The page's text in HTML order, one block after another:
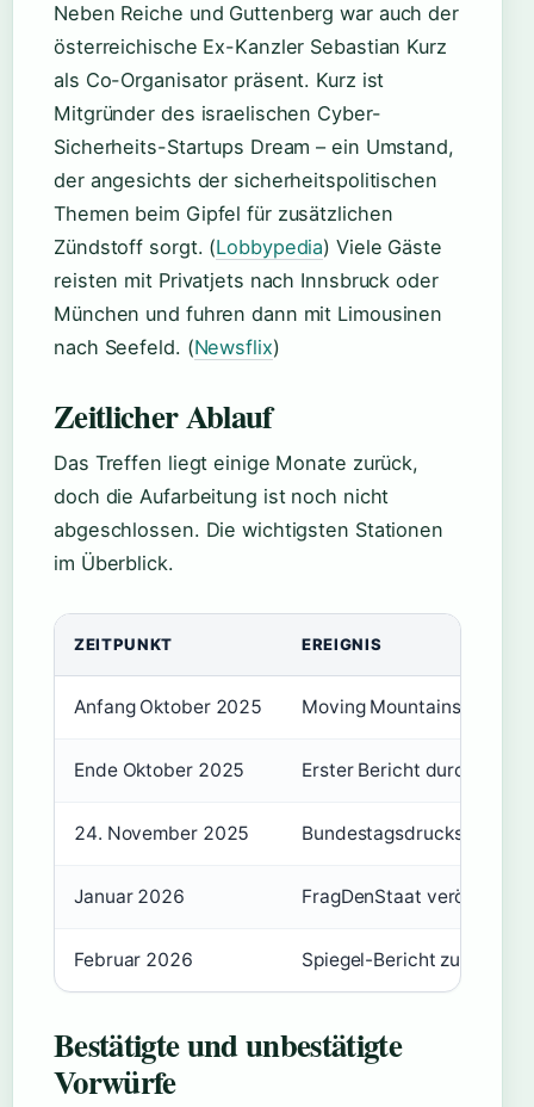
Neben Reiche und Guttenberg war auch der
österreichische Ex-Kanzler Sebastian Kurz
als Co-Organisator präsent. Kurz ist
Mitgründer des israelischen Cyber-
Sicherheits-Startups Dream – ein Umstand,
der angesichts der sicherheitspolitischen
Themen beim Gipfel für zusätzlichen
Zündstoff sorgt. (Lobbypedia) Viele Gäste
reisten mit Privatjets nach Innsbruck oder
München und fuhren dann mit Limousinen
nach Seefeld. (Newsflix)
Zeitlicher Ablauf
Das Treffen liegt einige Monate zurück,
doch die Aufarbeitung ist noch nicht
abgeschlossen. Die wichtigsten Stationen
im Überblick.
ZEITPUNKT EREIGNIS
Anfang Oktober 2025 Moving Mountains-Gipfel
Ende Oktober 2025 Erster Bericht durch Profil
24. November 2025 Bundestagsdrucksache
Januar 2026 FragDenStaat
Februar 2026 Spiegel-Bericht zu
Bestätigte und unbestätigte
Vorwürfe